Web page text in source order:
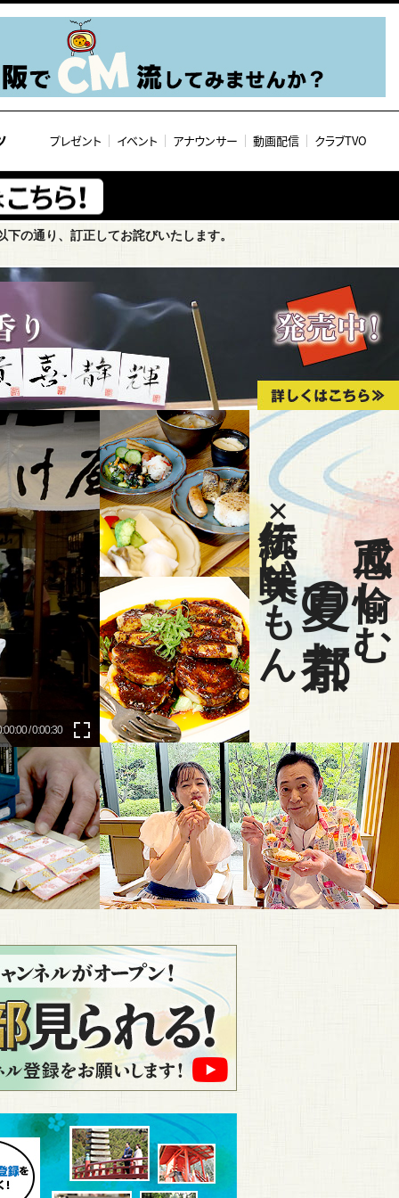
プレゼント イベント アナウンサー 動画配信 クラブTVO
下の通り、訂正してお詫びいたします。
五感で愉しむ
夏の京都
伝統×美味いもん
/ 0:00:30 fullscreen